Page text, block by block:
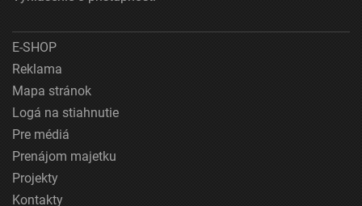
E-SHOP
Reklama
Mapa stránok
Logá na stiahnutie
Pre médiá
Prenájom majetku
Projekty
Kontakty